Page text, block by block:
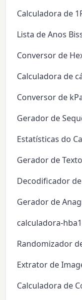
Calculadora de
Lista de Anos
Conversor de
Calculadora de
Conversor de
Gerador de
Estatísticas do
Gerador de Texto
Decodificador
Gerador de
calculadora-
Randomizador
Extrator de
Calculadora de